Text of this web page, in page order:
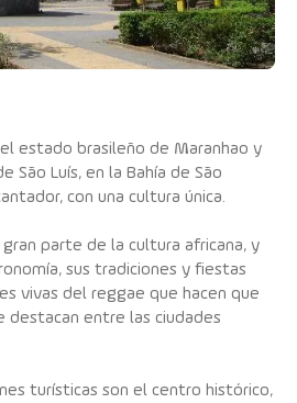
estado brasileño de Maranhao y
São Luís, en la Bahía de São
con una cultura única.
gran parte de la cultura africana, y
sus tradiciones y fiestas
vivas del reggae que hacen que
destacan entre las ciudades
turísticas son el centro histórico,